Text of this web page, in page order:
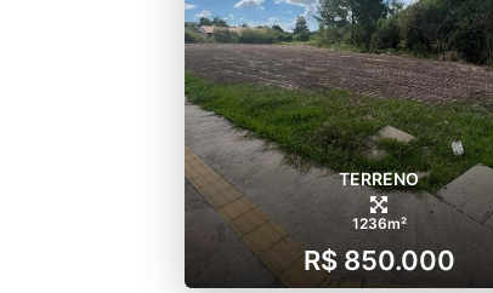
TERRENO
1236m²
R$ 850.000